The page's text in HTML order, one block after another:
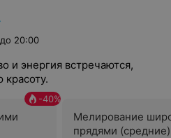
до 20:00
и энергия встречаются,
красоту.
-40%
Мелирование
прядями (средние)